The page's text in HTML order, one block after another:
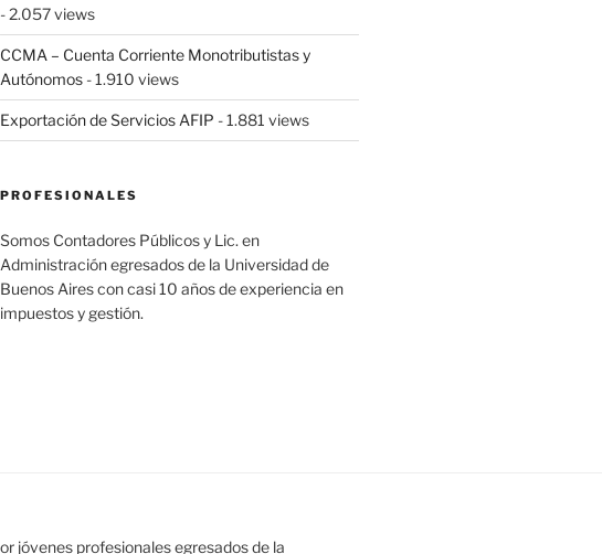
- 2.057 views
CCMA – Cuenta Corriente Monotributistas y
Autónomos- 1.910 views
Exportación de Servicios AFIP - 1.881 views
PROFESIONALES
Somos Contadores Públicos y Lic. en
Administración egresados de la Universidad de
Buenos Aires con casi 10 años de experiencia en
impuestos y gestión.
jóvenes profesionales egresados de la